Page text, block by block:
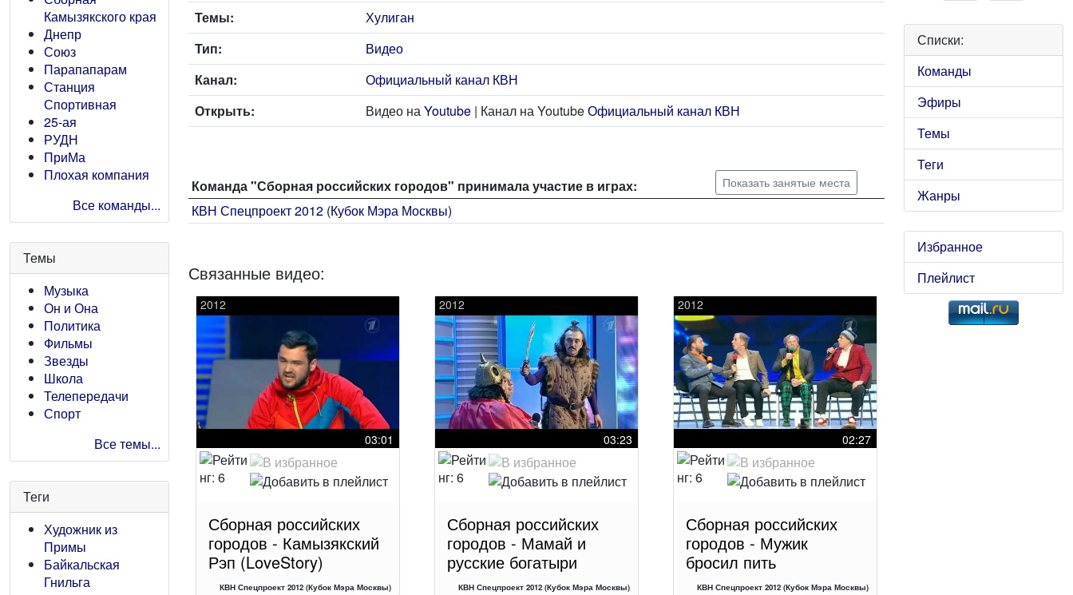
Камызякского края
Днепр
Союз
Парапапарам
Станция
Спортивная
25-ая
РУДН
ПриМа
Плохая компания
Все команды...
Темы
Музыка
Он и Она
Политика
Фильмы
Звезды
Школа
Телепередачи
Спорт
Все темы...
Теги
Художник из
Примы
Байкальская
Гнильга
Темы:
Хулиган
Тип:
Видео
Канал:
Официальный канал КВН
Открыть:
Видео наYoutube | Канал на YoutubeОфициальный канал КВН
Команда "Сборная российских городов" принимала участие в играх: Показать занятые места
КВН Спецпроект 2012 (Кубок Мэра Москвы)
Связанные видео:
2012
03:01
Сборная российских
городов - Камызякский
Рэп (LoveStory)
КВН Спецпроект 2012 (Кубок Мэра Москвы)
2012
03:23
Сборная российских
городов - Мамай и
русские богатыри
КВН Спецпроект 2012 (Кубок Мэра Москвы)
2012
02:27
Сборная российских
городов - Мужик
бросил пить
КВН Спецпроект 2012 (Кубок Мэра Москвы)
Списки:
Команды
Эфиры
Темы
Теги
Жанры
Избранное
Плейлист